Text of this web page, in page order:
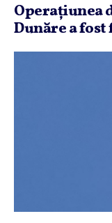
Operaţiunea
Dunăre a